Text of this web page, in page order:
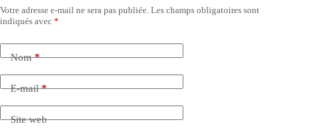
Votre adresse e-mail ne sera pas publiée. Les champs obligatoires sont
indiqués avec *
Nom*
E-mail*
Site web